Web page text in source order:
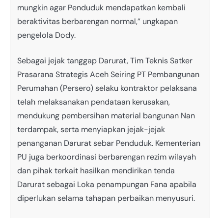
mungkin agar Penduduk mendapatkan kembali
beraktivitas berbarengan normal,” ungkapan
pengelola Dody.
Sebagai jejak tanggap Darurat, Tim Teknis Satker
Prasarana Strategis Aceh Seiring PT Pembangunan
Perumahan (Persero) selaku kontraktor pelaksana
telah melaksanakan pendataan kerusakan,
mendukung pembersihan material bangunan Nan
terdampak, serta menyiapkan jejak-jejak
penanganan Darurat sebar Penduduk. Kementerian
PU juga berkoordinasi berbarengan rezim wilayah
dan pihak terkait hasilkan mendirikan tenda
Darurat sebagai Loka penampungan Fana apabila
diperlukan selama tahapan perbaikan menyusuri.